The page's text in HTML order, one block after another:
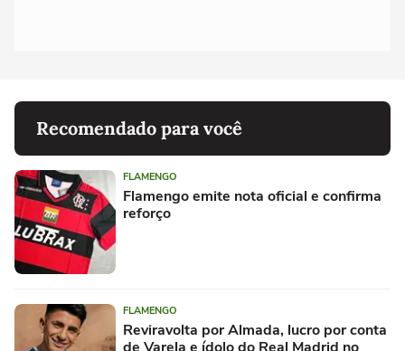
Recomendado para você
FLAMENGO
Flamengo emite nota oficial e confirma
reforço
FLAMENGO
Reviravolta por Almada, lucro por conta